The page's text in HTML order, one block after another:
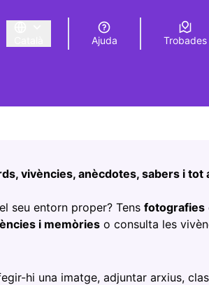
Triar la llengua Elegir el idioma Choose
Ajuda Trobades
vivències, anècdotes, sabers i tot
seu entorn proper? Tens fotografies
i memòries o consulta les
una pestanya nova)
hi una imatge, adjuntar arxius,